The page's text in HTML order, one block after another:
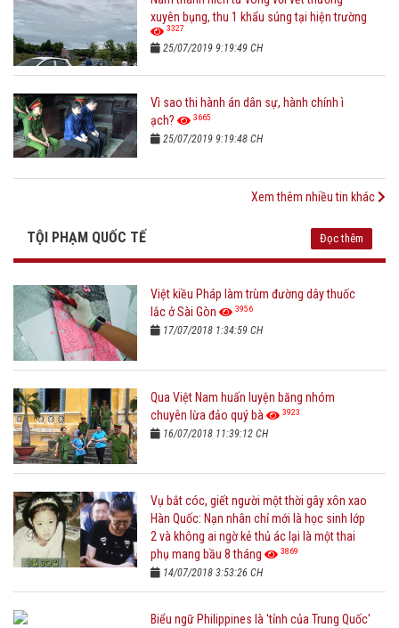
xuyên bụng, thu 1 khẩu súng tại hiện trường
3327
25/07/2019 9:19:49 CH
Vì sao thi hành án dân sự, hành chính ì
ạch?
3665
25/07/2019 9:19:48 CH
Xem thêm nhiều tin khác
TỘI PHẠM QUỐC TẾ Đọc thêm
Việt kiều Pháp làm trùm đường dây thuốc
lắc ở Sài Gòn
3956
17/07/2018 1:34:59 CH
Qua Việt Nam huấn luyện băng nhóm
chuyên lừa đảo quý bà
3923
16/07/2018 11:39:12 CH
Vụ bắt cóc, giết người một thời gây xôn xao
Hàn Quốc: Nạn nhân chỉ mới là học sinh lớp
2 và không ai ngờ kẻ thủ ác lại là một thai
phụ mang bầu 8 tháng
3869
14/07/2018 3:53:26 CH
Biểu ngữ Philippines là 'tỉnh của Trung Quốc'